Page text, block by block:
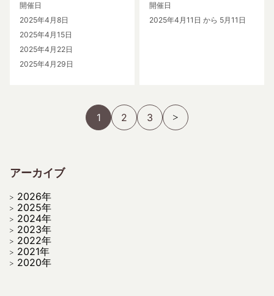
開催日
2025年4月8日
2025年4月15日
2025年4月22日
2025年4月29日
開催日
2025年4月11日 から 5月11日
1 2 3
アーカイブ
2026年
2025年
2024年
2023年
2022年
2021年
2020年